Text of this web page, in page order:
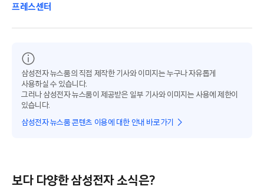
프레스센터
삼성전자 뉴스룸의 직접 제작한 기사와 이미지는 누구나 자유롭게
사용하실 수 있습니다.
그러나 삼성전자 뉴스룸이 제공받은 일부 기사와 이미지는 사용에 제한이
있습니다.
삼성전자 뉴스룸 콘텐츠 이용에 대한 안내 바로가기
보다 다양한 삼성전자 소식은?